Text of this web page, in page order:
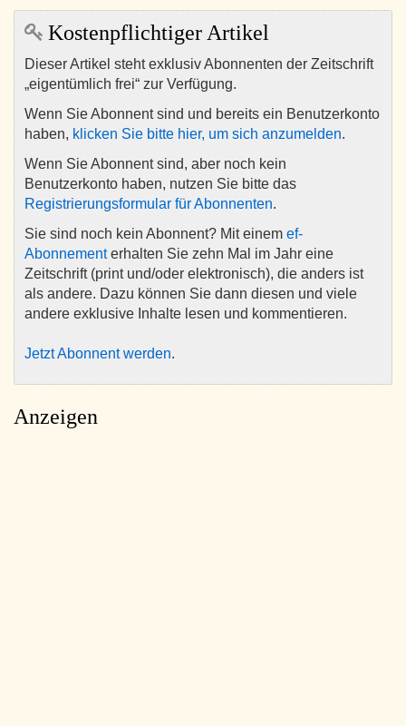
Kostenpflichtiger Artikel
Dieser Artikel steht exklusiv Abonnenten der Zeitschrift
„eigentümlich frei“ zur Verfügung.
Wenn Sie Abonnent sind und bereits ein Benutzerkonto
haben, klicken Sie bitte hier, um sich anzumelden.
Wenn Sie Abonnent sind, aber noch kein
Benutzerkonto haben, nutzen Sie bitte das
Registrierungsformular für Abonnenten.
Sie sind noch kein Abonnent? Mit einem ef-
Abonnementerhalten Sie zehn Mal im Jahr eine
Zeitschrift (print und/oder elektronisch), die anders ist
als andere. Dazu können Sie dann diesen und viele
andere exklusive Inhalte lesen und kommentieren.
Jetzt Abonnent werden.
Anzeigen